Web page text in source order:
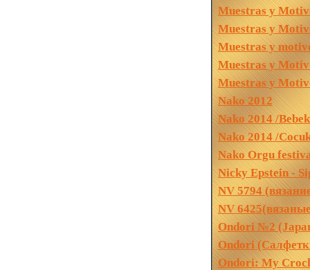
Muestras y
Muestras y
Muestras y
Muestras y
Muestras y
Nako 2012
Nako 2014 /
Nako 2014 /
Nako Orgu
Nicky Epstein -
NV 5794
NV
Ondori №2
Ondori
Ondori: My